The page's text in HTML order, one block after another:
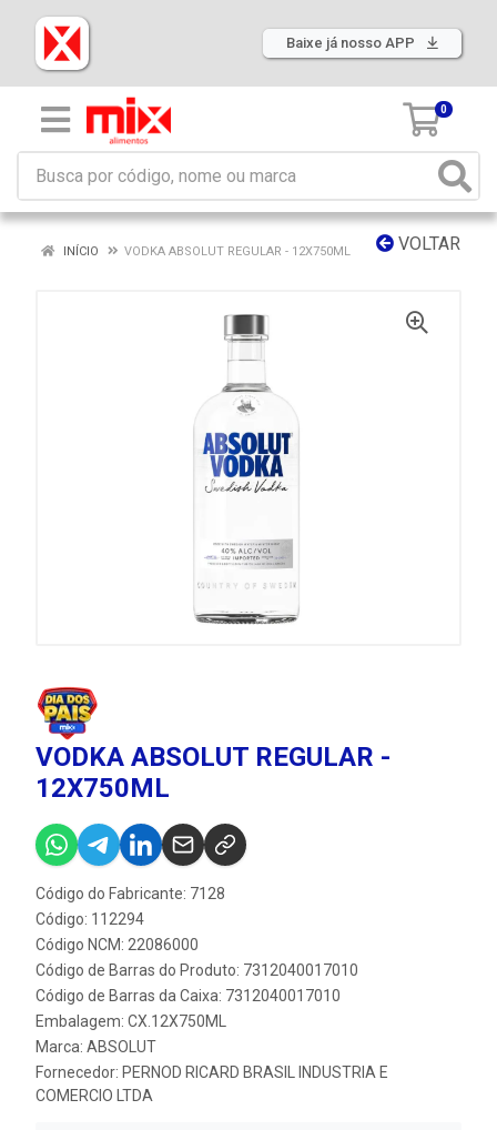
Baixe já nosso APP
0
VOLTAR
INÍCIO VODKA ABSOLUT REGULAR - 12X750ML
VODKA ABSOLUT REGULAR -
12X750ML
Código do Fabricante: 7128
Código: 112294
Código NCM: 22086000
Código de Barras do Produto: 7312040017010
Código de Barras da Caixa: 7312040017010
Embalagem: CX.12X750ML
Marca: ABSOLUT
Fornecedor: PERNOD RICARD BRASIL INDUSTRIA E
COMERCIO LTDA